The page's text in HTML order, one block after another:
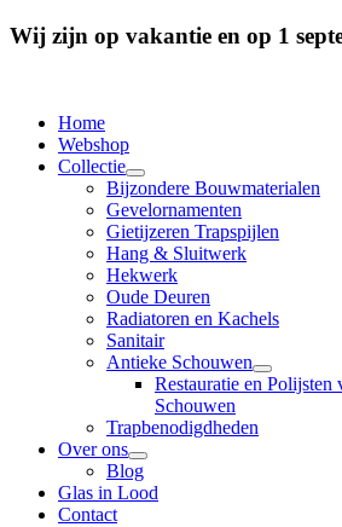
Wij zijn op vakantie en op 1
Home
Webshop
Collectie
Bijzondere Bouwmaterialen
Gevelornamenten
Gietijzeren Trapspijlen
Hang & Sluitwerk
Hekwerk
Oude Deuren
Radiatoren en Kachels
Sanitair
Antieke Schouwen
Restauratie en Polijsten
Schouwen
Trapbenodigdheden
Over ons
Blog
Glas in Lood
Contact